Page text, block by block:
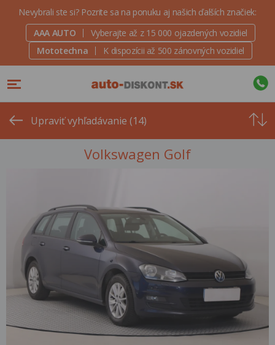
Nevybrali ste si? Pozrite sa na ponuku aj našich ďalších značiek:
AAA AUTO
Vyberajte až z 15 000 ojazdených vozidiel
Mototechna
K dispozícii až 500 zánovných vozidiel
Upraviť vyhľadávanie (14)
ceny
Volkswagen Golf